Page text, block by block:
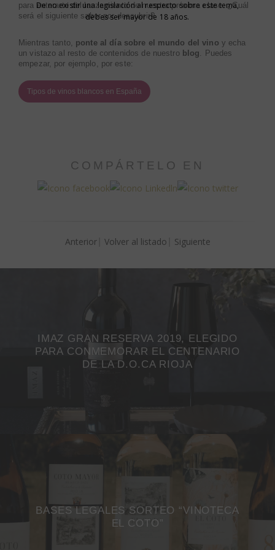
para enterarte del lanzamiento de nuestra próxima clase.¿Cuál
será el siguiente sabor por descubrir?
Mientras tanto, ponte al díasobre el mundo del vino y echa
un vistazo al resto de contenidos de nuestro blog. Puedes
empezar, por ejemplo, por este:
Tipos de vinos blancos en España
COMPÁRTELO EN
Anterior Volver al listado Siguiente
IMAZ GRAN RESERVA 2019, ELEGIDO
PARA CONMEMORAR EL CENTENARIO
DE LA D.O.CA RIOJA
BASES LEGALES SORTEO “VINOTECA
EL COTO”
De no existir una legislación al respecto sobre este tema,
debes ser mayor de 18 años.